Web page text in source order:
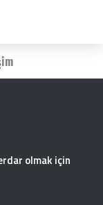
olmak için